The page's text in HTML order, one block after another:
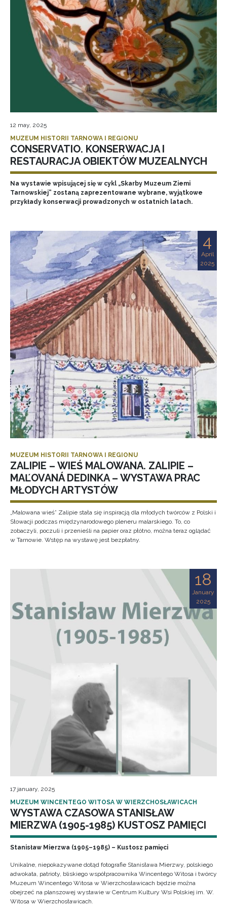
12 may, 2025
MUZEUM HISTORII TARNOWA I REGIONU
CONSERVATIO. KONSERWACJA I
RESTAURACJA OBIEKTÓW MUZEALNYCH
Na wystawie wpisującej się w cykl „Skarby Muzeum Ziemi
Tarnowskiej” zostaną zaprezentowane wybrane, wyjątkowe
przykłady konserwacji prowadzonych w ostatnich latach.
4
April
2025
MUZEUM HISTORII TARNOWA I REGIONU
ZALIPIE – WIEŚ MALOWANA. ZALIPIE –
MAĽOVANÁ DEDINKA – WYSTAWA PRAC
MŁODYCH ARTYSTÓW
„Malowana wieś” Zalipie stała się inspiracją dla młodych twórców z Polski i
Słowacji podczas międzynarodowego pleneru malarskiego. To, co
zobaczyli, poczuli i przenieśli na papier oraz płótno, można teraz oglądać
w Tarnowie. Wstęp na wystawę jest bezpłatny.
18
January
2025
17 january, 2025
MUZEUM WINCENTEGO WITOSA W WIERZCHOSŁAWICACH
WYSTAWA CZASOWA STANISŁAW
MIERZWA (1905-1985) KUSTOSZ PAMIĘCI
Stanisław Mierzwa (1905–1985) – Kustosz pamięci
Unikalne, niepokazywane dotąd fotografie Stanisława Mierzwy, polskiego
adwokata, patrioty, bliskiego współpracownika Wincentego Witosa i twórcy
Muzeum Wincentego Witosa w Wierzchosławicach będzie można
obejrzeć na planszowej wystawie w Centrum Kultury Wsi Polskiej im. W.
Witosa w Wierzchosławicach.